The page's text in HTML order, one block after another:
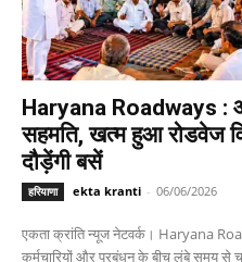
Haryana Roadways :
सहमति, खत्म हुआ रोडवेज
दौड़ेंगी बसें
हरियाणा ekta kranti - 06/06/2026
एकता क्रांति न्यूज नेटवर्क। Haryana
कर्मचारियों और प्रबंधन के बीच लंबे समय से